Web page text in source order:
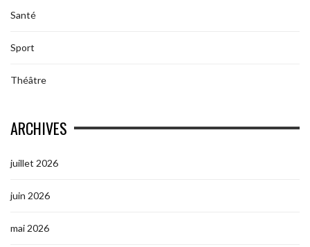
Santé
Sport
Théâtre
ARCHIVES
juillet 2026
juin 2026
mai 2026